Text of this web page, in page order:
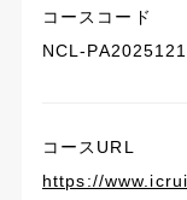
コースコード
NCL-
コースURL
https://